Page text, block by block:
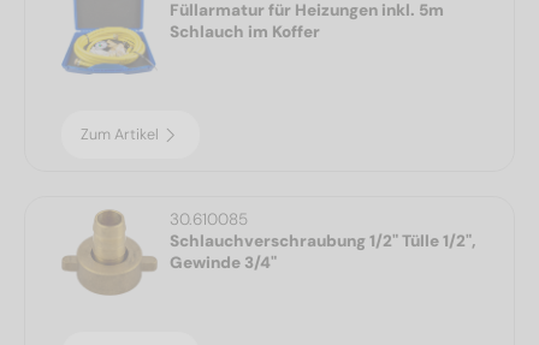
Füllarmatur für Heizungen inkl. 5m
Schlauch im Koffer
Zum Artikel
30.610085
Schlauchverschraubung 1/2" Tülle 1/2",
Gewinde 3/4"